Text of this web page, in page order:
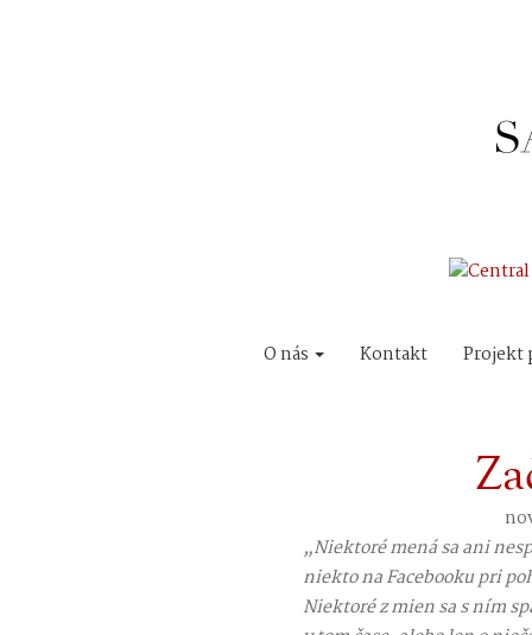
O nás Kontakt Projekt
„Niektoré mená sa ani
niekto na Facebooku pri
Niektoré z mien sa s ním